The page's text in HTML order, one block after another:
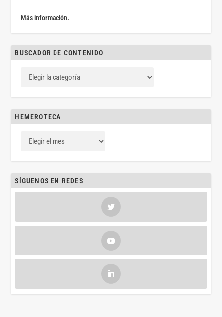
Más información.
BUSCADOR DE CONTENIDO
HEMEROTECA
SÍGUENOS EN REDES